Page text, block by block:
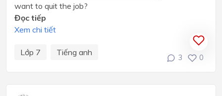
want to quit the job?
Đọc tiếp
Xem chi tiết
Lớp 7 Tiếng anh
3 0